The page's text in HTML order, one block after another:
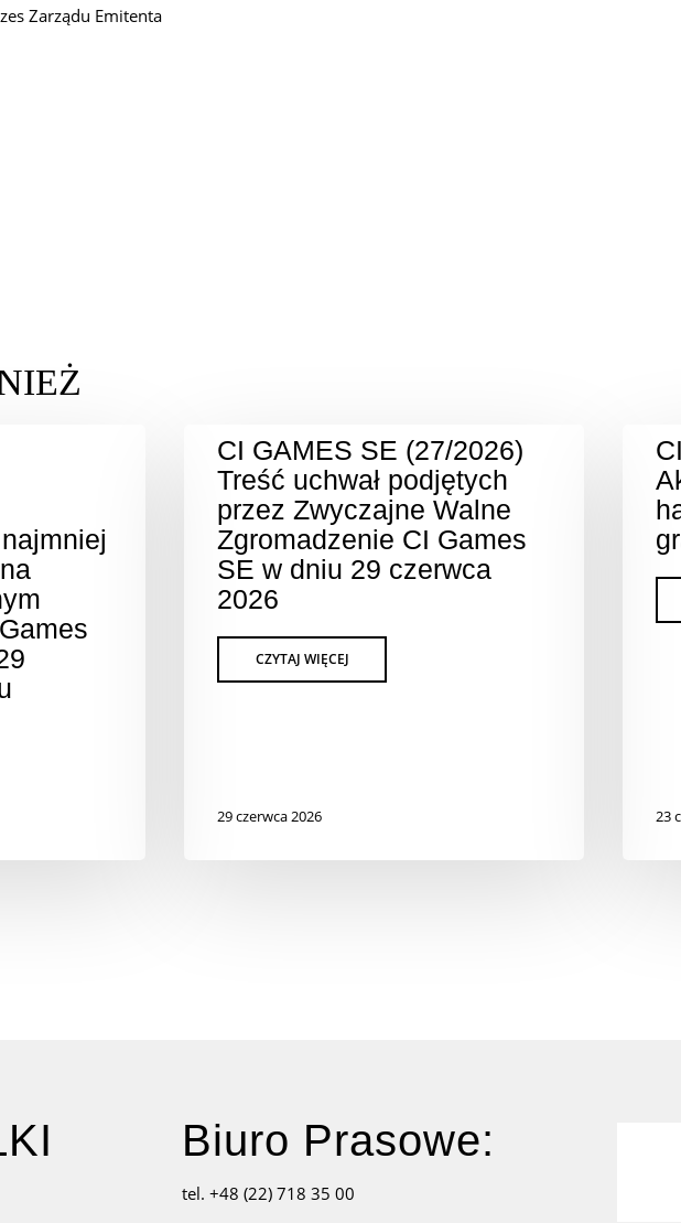
Zarządu Emitenta
CI GAMES SE (27/2026)
Treść uchwał podjętych
przez Zwyczajne Walne
Zgromadzenie CI Games
SE w dniu 29 czerwca
2026
29 czerwca 2026 23
Biuro Prasowe:
tel. +48 (22) 718 35 00